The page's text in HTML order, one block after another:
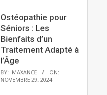
Ostéopathie pour
Séniors : Les
Bienfaits d’un
Traitement Adapté à
l’Âge
BY: MAXANCE
ON:
NOVEMBRE 29, 2024